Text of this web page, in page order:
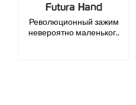
Futura Hand
Революционный зажим
невероятно маленьког..